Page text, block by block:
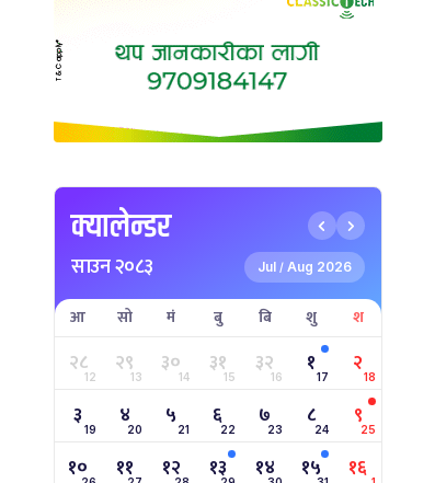
क्यालेन्डर
साउन २०८३ Jul / Aug 2026
आ सो मं बु बि शु श
२८12 २९13 ३०14 ३१15 ३२16 १17 २18
३ 19 ४20 ५ 21 ६22 ७23 ८24 ९25
१० ११ १२ १३ १४ १५ १६